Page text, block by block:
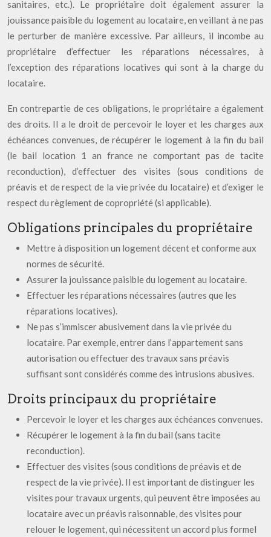
sanitaires, etc.). Le propriétaire doit également assurer la
jouissance paisible du logement au locataire, en veillant à ne pas
le perturber de manière excessive. Par ailleurs, il incombe au
propriétaire d’effectuer les réparations nécessaires, à
l’exception des réparations locatives qui sont à la charge du
locataire.
En contrepartie de ces obligations, le propriétaire a également
des droits. Il a le droit de percevoir le loyer et les charges aux
échéances convenues, de récupérer le logement à la fin du bail
(le bail location 1 an france ne comportant pas de tacite
reconduction), d’effectuer des visites (sous conditions de
préavis et de respect de la vie privée du locataire) et d’exiger le
respect du règlement de copropriété (si applicable).
Obligations principales du propriétaire
Mettre à disposition un logement décent et conforme aux
normes de sécurité.
Assurer la jouissance paisible du logement au locataire.
Effectuer les réparations nécessaires (autres que les
réparations locatives).
Ne pas s’immiscer abusivement dans la vie privée du
locataire. Par exemple, entrer dans l’appartement sans
autorisation ou effectuer des travaux sans préavis
suffisant sont considérés comme des intrusions abusives.
Droits principaux du propriétaire
Percevoir le loyer et les charges aux échéances convenues.
Récupérer le logement à la fin du bail (sans tacite
reconduction).
Effectuer des visites (sous conditions de préavis et de
respect de la vie privée). Il est important de distinguer les
visites pour travaux urgents, qui peuvent être imposées au
locataire avec un préavis raisonnable, des visites pour
relouer le logement, qui nécessitent un accord plus formel